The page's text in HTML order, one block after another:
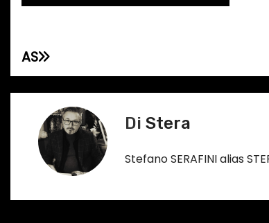
N
a
a
AS
Di Stera
Stefano SERAFINI alias